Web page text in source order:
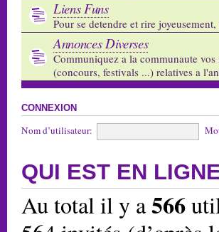
Liens Funs
Pour se detendre et rire
Annonces Diverses
Communiquez a la communaute vos
(concours, festivals ...) relatives a
CONNEXION
Nom d’utilisateur:
QUI EST EN
Au total il y a566